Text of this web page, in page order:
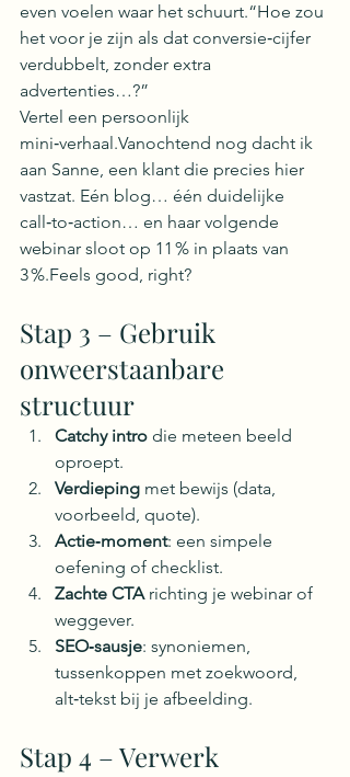
even voelen waar het schuurt.“Hoe zou
het voor je zijn als dat conversie‑cijfer
verdubbelt, zonder extra
advertenties…?”
Vertel een persoonlijk
mini‑verhaal.Vanochtend nog dacht ik
aan Sanne, een klant die precies hier
vastzat. Eén blog… één duidelijke
call‑to‑action… en haar volgende
webinar sloot op 11 % in plaats van
3 %.Feels good, right?
Stap 3 – Gebruik
onweerstaanbare
structuur
Catchy intro die meteen beeld
oproept.
Verdieping met bewijs (data,
voorbeeld, quote).
Actie‑moment: een simpele
oefening of checklist.
Zachte CTA richting je webinar of
weggever.
SEO‑sausje: synoniemen,
tussenkoppen met zoekwoord,
alt‑tekst bij je afbeelding.
Stap 4 – Verwerk